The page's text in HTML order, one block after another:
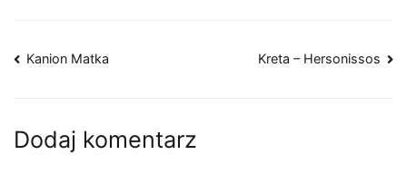
Nawigacja
Kanion Matka Kreta – Hersonissos
Dodaj komentarz